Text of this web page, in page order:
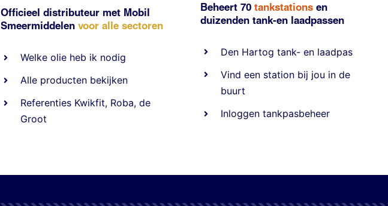
Officieel distributeur met Mobil
Smeermiddelen voor alle sectoren
Welke olie heb ik nodig
Alle producten bekijken
Referenties Kwikfit, Roba, de
Groot
Beheert 70tankstationsen
duizendentank-en laadpassen
Den Hartog tank- en laadpas
Vind een station bij jou in de
buurt
Inloggen tankpasbeheer